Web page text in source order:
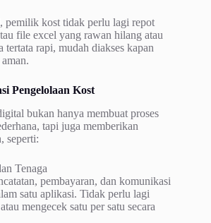
pemilik kost tidak perlu lagi repot
file excel yang rawan hilang atau
tertata rapi, mudah diakses kapan
Pengelolaan Kost
bukan hanya membuat proses
tapi juga memberikan
seperti:
Tenaga
pembayaran, dan komunikasi
satu aplikasi. Tidak perlu lagi
mengecek satu per satu secara